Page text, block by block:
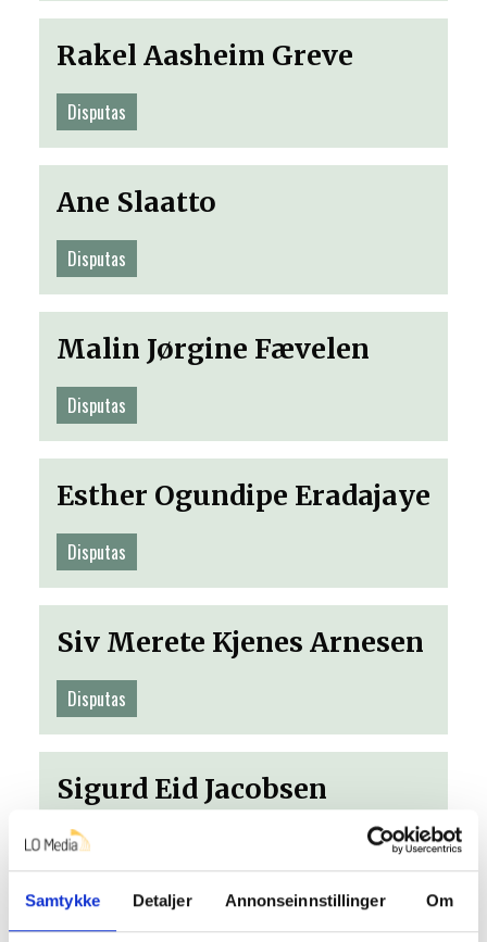
Samtykke Detaljer Annonseinnstillinger Om
Rakel Aasheim Greve
Disputas
Ane Slaatto
Disputas
Malin Jørgine Fævelen
Disputas
Esther Ogundipe Eradajaye
Disputas
Siv Merete Kjenes Arnesen
Disputas
Sigurd Eid Jacobsen
Disputas